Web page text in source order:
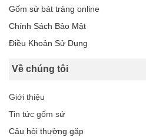
Gốm sứ bát tràng online
Chính Sách Bảo Mật
Điều Khoản Sử Dụng
Về chúng tôi
Giới thiệu
Tin tức gốm sứ
Câu hỏi thường gặp